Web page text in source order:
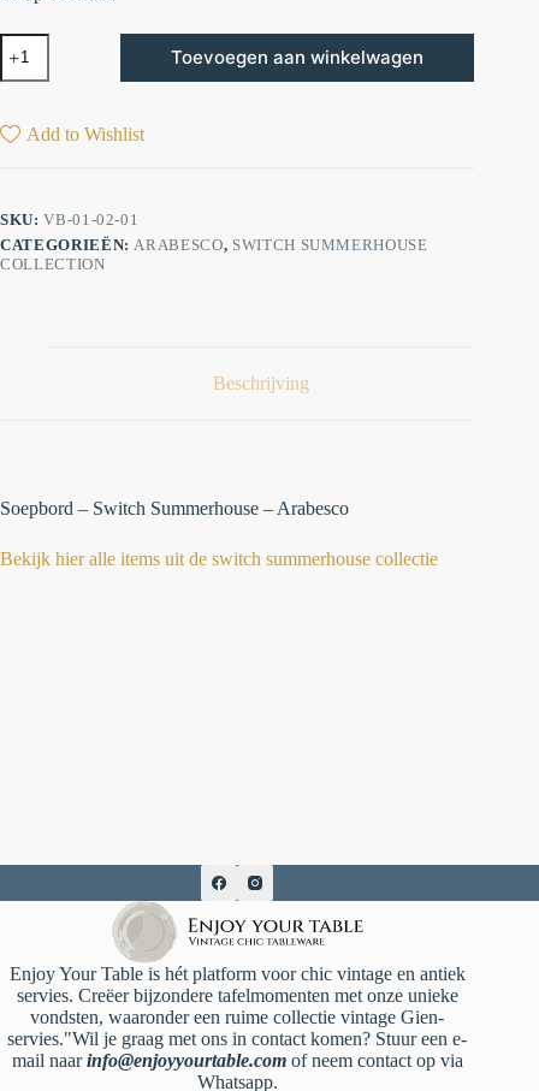
Toevoegen aan winkelwagen
Add to Wishlist
SKU:VB-01-02-01
CATEGORIEËN:ARABESCO, SWITCH SUMMERHOUSE
COLLECTION
Beschrijving
Soepbord – Switch Summerhouse – Arabesco
Bekijk hier alle items uit de switch summerhouse collectie
Enjoy Your Table is hét platform voor chic vintage en antiek
servies. Creëer bijzondere tafelmomenten met onze unieke
vondsten, waaronder een ruime collectie vintage Gien-
servies."Wil je graag met ons in contact komen? Stuur een e-
mail naarinfo@enjoyyourtable.comof neem contact op via
Whatsapp.